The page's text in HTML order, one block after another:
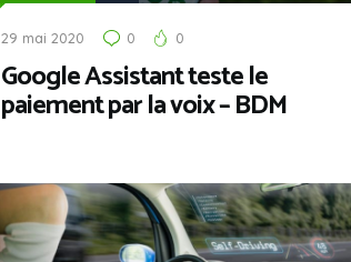
29 mai 2020 0 0
Google Assistant teste le
paiement par la voix – BDM